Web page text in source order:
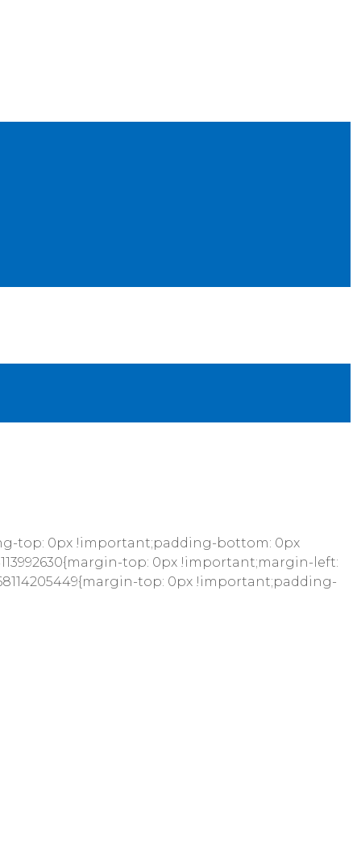
top: 0px !important;padding-bottom: 0px
top: 0px !important;margin-left:
top: 0px !important;padding-